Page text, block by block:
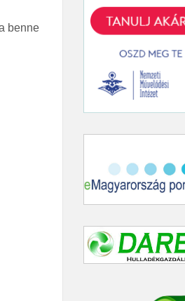
benne